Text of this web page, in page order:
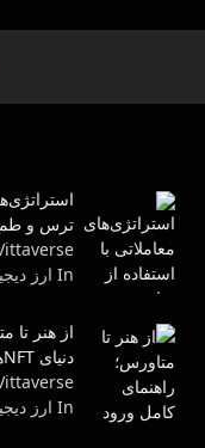
ترس و طمع
In ارز دیجیتال
از هنر تا
دنیای NFTها
In ارز دیجیتال